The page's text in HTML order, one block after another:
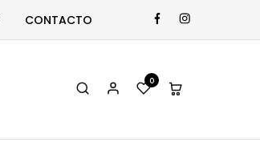
CONTACTO
0